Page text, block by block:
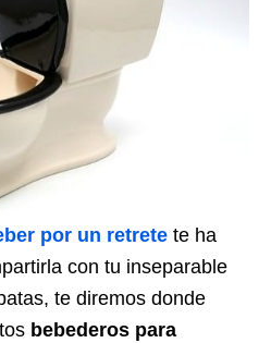
por un retrete te ha
con tu inseparable
te diremos donde
bebederos para